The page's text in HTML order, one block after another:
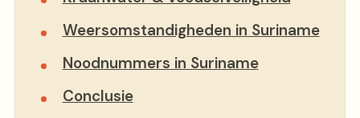
Weersomstandigheden in Suriname
Noodnummers in Suriname
Conclusie